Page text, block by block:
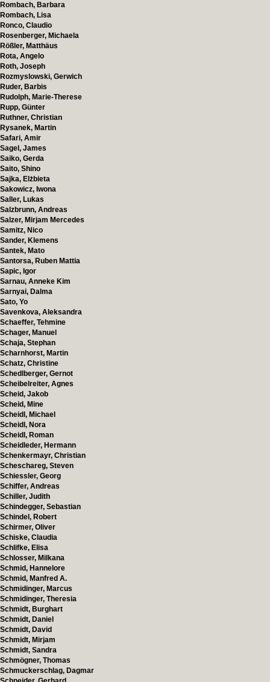
Rombach, Barbara
Rombach, Lisa
Ronco, Claudio
Rosenberger, Michaela
Rößler, Matthäus
Rota, Angelo
Roth, Joseph
Rozmyslowski, Gerwich
Ruder, Barbis
Rudolph, Marie-Therese
Rupp, Günter
Ruthner, Christian
Rysanek, Martin
Safari, Amir
Sagel, James
Saiko, Gerda
Saito, Shino
Sajka, Elżbieta
Sakowicz, Iwona
Saller, Lukas
Salzbrunn, Andreas
Salzer, Mirjam Mercedes
Samitz, Nico
Sander, Klemens
Santek, Mato
Santorsa, Ruben Mattia
Sapic, Igor
Sarnau, Anneke Kim
Sarnyai, Dalma
Sato, Yo
Savenkova, Aleksandra
Schaeffer, Tehmine
Schager, Manuel
Schaja, Stephan
Scharnhorst, Martin
Schatz, Christine
Schedlberger, Gernot
Scheibelreiter, Agnes
Scheid, Jakob
Scheid, Mine
Scheidl, Michael
Scheidl, Nora
Scheidl, Roman
Scheidleder, Hermann
Schenkermayr, Christian
Scheschareg, Steven
Schiessler, Georg
Schiffer, Andreas
Schiller, Judith
Schindegger, Sebastian
Schindel, Robert
Schirmer, Oliver
Schiske, Claudia
Schlifke, Elisa
Schlosser, Milkana
Schmid, Hannelore
Schmid, Manfred A.
Schmidinger, Marcus
Schmidinger, Theresia
Schmidt, Burghart
Schmidt, Daniel
Schmidt, David
Schmidt, Mirjam
Schmidt, Sandra
Schmögner, Thomas
Schmuckerschlag, Dagmar